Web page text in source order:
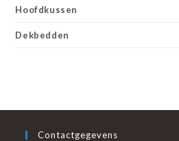
Hoofdkussen
Dekbedden
Contactgegevens